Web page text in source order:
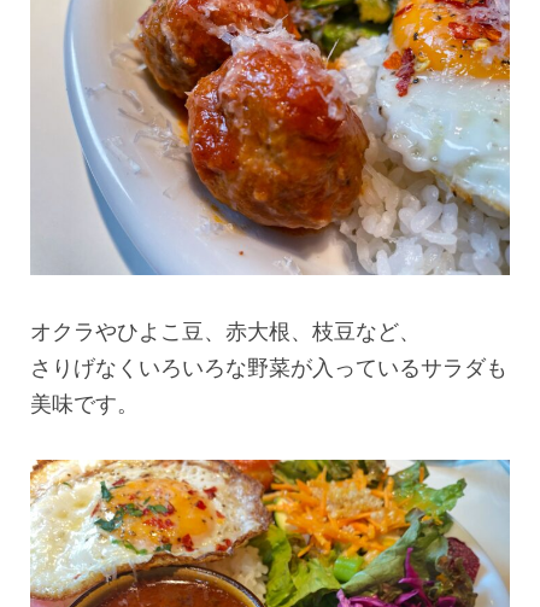
オクラやひよこ豆、赤大根、枝豆など、
さりげなくいろいろな野菜が入っているサラダも
美味です。